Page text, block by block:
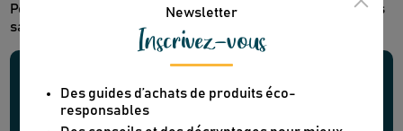
Des conseils et des décryptages pour mieux
Pour cette recette vous pouvez choisir de mettre des pâtes
sans gluten ou des pâtes de légumineuses.